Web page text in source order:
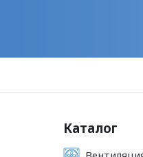
Каталог